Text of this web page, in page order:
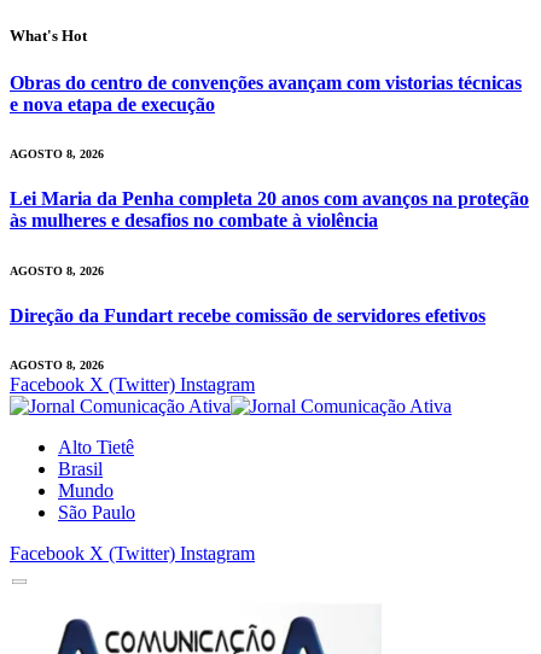
What's Hot
Obras do centro de convenções avançam com vistorias técnicas
e nova etapa de execução
AGOSTO 8, 2026
Lei Maria da Penha completa 20 anos com avanços na proteção
às mulheres e desafios no combate à violência
AGOSTO 8, 2026
Direção da Fundart recebe comissão de servidores efetivos
AGOSTO 8, 2026
Facebook X (Twitter) Instagram
Alto Tietê
Brasil
Mundo
São Paulo
Facebook X (Twitter) Instagram